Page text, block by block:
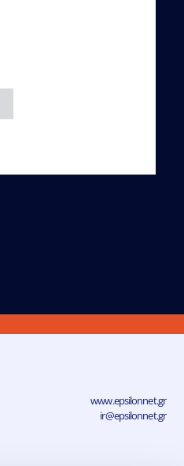
www.epsilonnet.gr
ir@epsilonnet.gr